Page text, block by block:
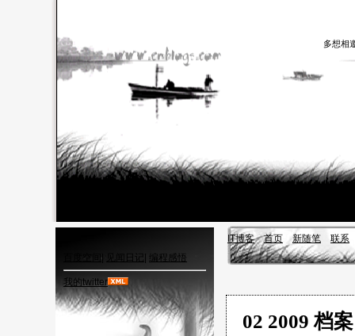
多想相
IT博客 首页 新随笔 联系
02 2009 档案
百度空间 | 见闻日记 编程感悟
我的twitter